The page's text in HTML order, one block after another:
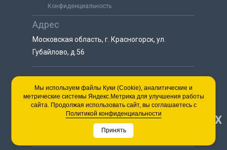
Конфиденциальность
Адрес
Московская область, г. Красногорск, ул.
Губайлово, д.56
8 (925) 064-55-25
пн-сб с 9:00 до 18:00
8 (495) 563-03-35
пн-сб с 9:00 до 18:00 НАВЕРХ
Мы используем файлы Куки (Cookie), аналитические и
метрические системы Яндекс.Метрика для улучшения работы
сайта. Продолжая использовать сайт, вы соглашаетесь с
Политикой конфиденциальности
Принять